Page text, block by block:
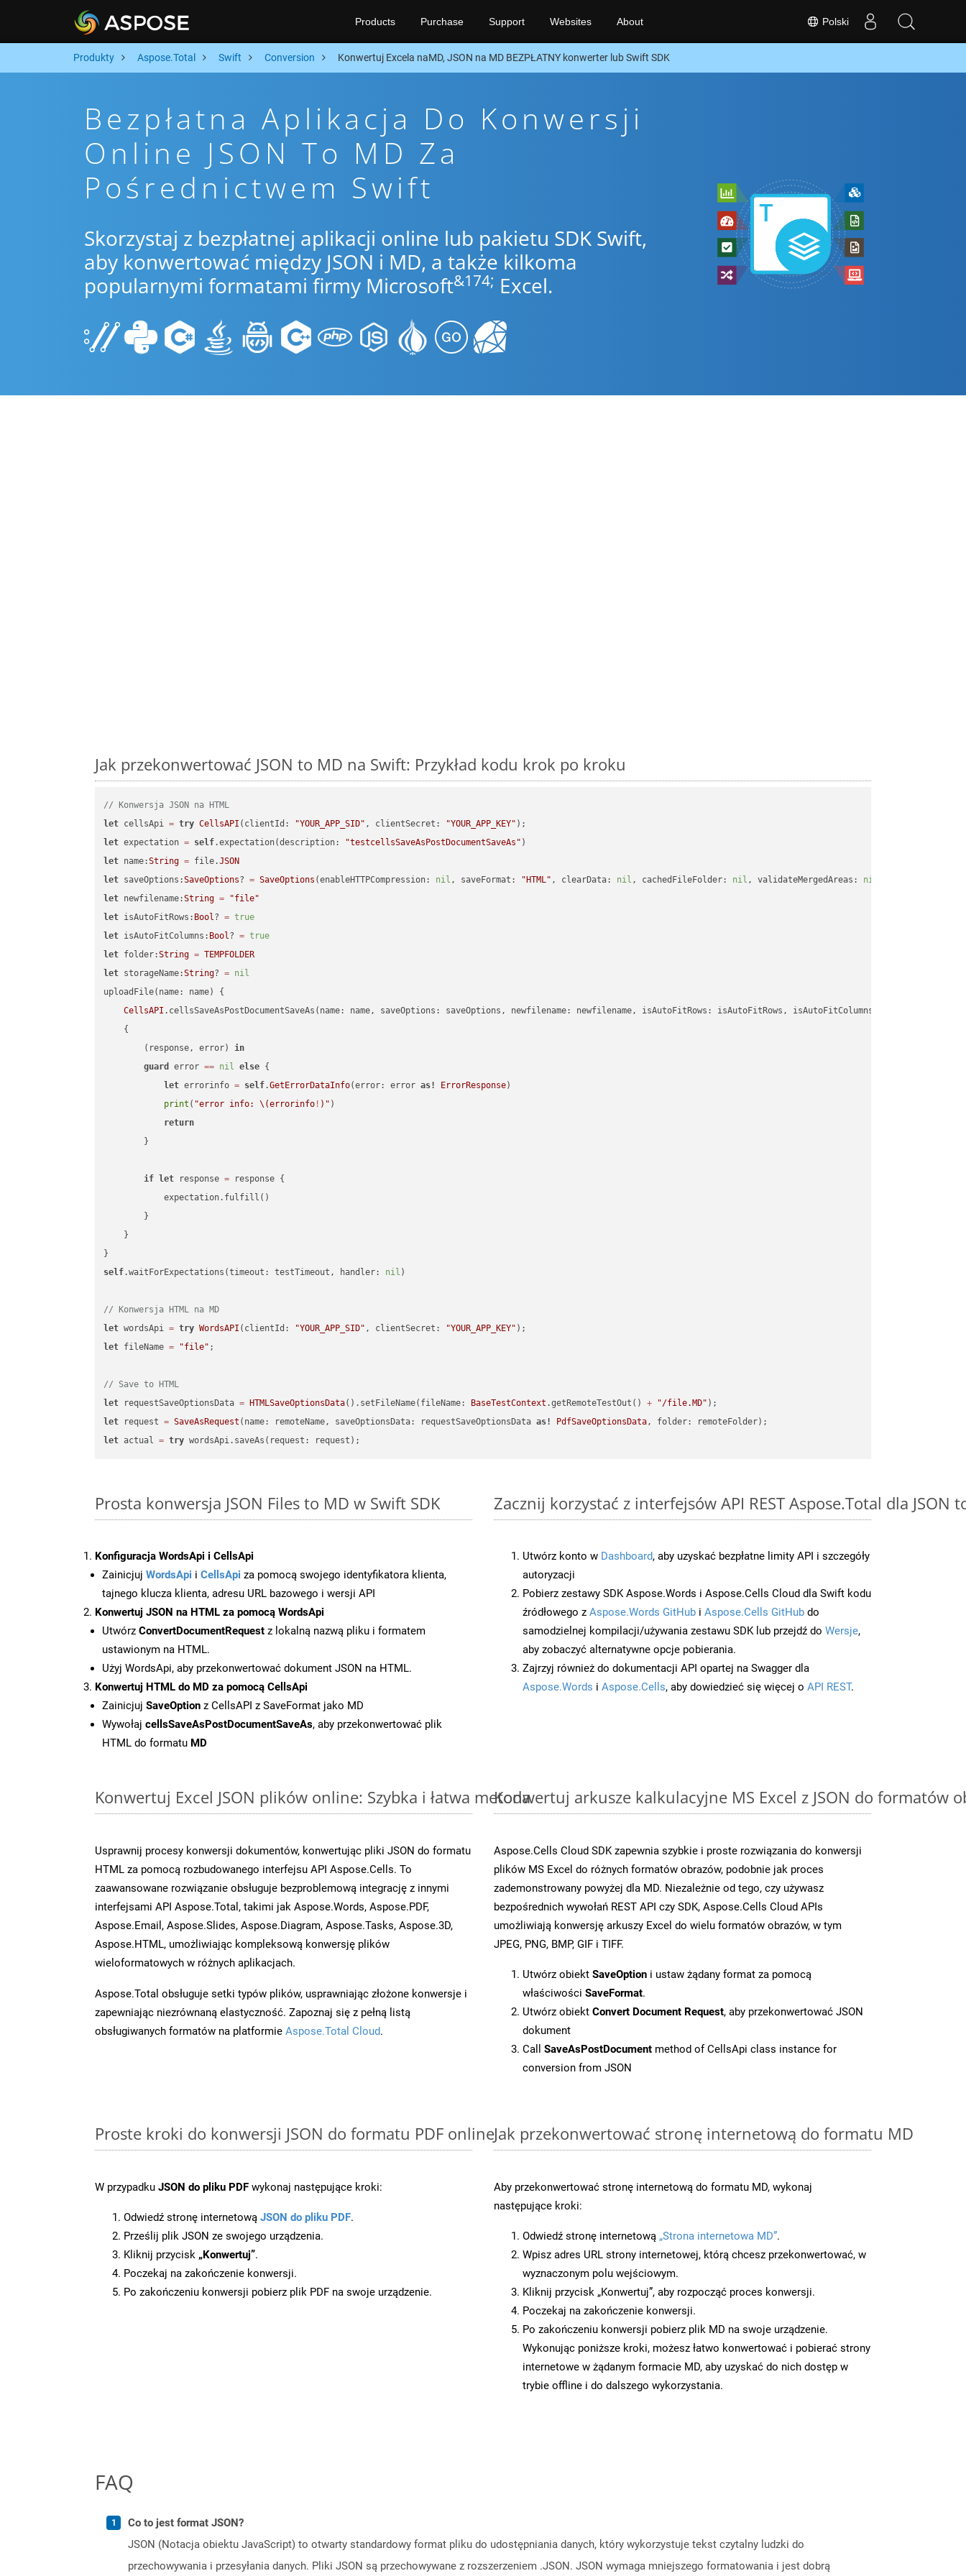
Polski
Products Purchase Support Websites About
Produkty Aspose.Total Swift Conversion Konwertuj Excela naMD, JSON na MD BEZPŁATNY konwerter lub Swift SDK
Bezpłatna Aplikacja Do Konwersji
Online JSON To MD Za
Pośrednictwem Swift
Skorzystaj z bezpłatnej aplikacji online lub pakietu SDK Swift,
aby konwertować między JSON i MD, a także kilkoma
popularnymi formatami firmy Microsoft&174; Excel.
Jak przekonwertować JSON to MD na Swift: Przykład kodu krok po kroku
// Konwersja JSON na HTML
let cellsApi = try CellsAPI (clientId: "YOUR_APP_SID" , clientSecret: "YOUR_APP_KEY"
let expectation = self.expectation(description: "testcellsSaveAsPostDocumentSaveAs"
let name:String = file.JSON
let saveOptions:SaveOptions? = SaveOptions (enableHTTPCompression: nil , saveFormat: "HTML" , clearData: nil , cachedFileFolder: nil , validateMergedAreas: nil
let newfilename:String =
"file"
let isAutoFitRows: Bool? = true
let isAutoFitColumns: Bool? = true
let folder:String = TEMPFOLDER
let storageName:String? = nil
uploadFile(name: name) {
CellsAPI .cellsSaveAsPostDocumentSaveAs(name: name, saveOptions: saveOptions, newfilename: newfilename, isAutoFitRows: isAutoFitRows, isAutoFitColumns:
    {
        (response, error)
in
guard
error == nil else {
let errorinfo = self.GetErrorDataInfo(error: error as! ErrorResponse)
print ( "error info: \(errorinfo ! ) " )
return
        }
if let response = response {
            expectation.fulfill()
        }
    }
self.waitForExpectations(timeout: testTimeout, handler: nil )
// Konwersja HTML na MD
let wordsApi = try WordsAPI (clientId: "YOUR_APP_SID" , clientSecret: "YOUR_APP_KEY"
let fileName = "file" ;
// Save to HTML
let requestSaveOptionsData = HTMLSaveOptionsData().setFileName(fileName: BaseTestContext .getRemoteTestOut() + "/file.MD"
let request = SaveAsRequest (name: remoteName, saveOptionsData: requestSaveOptionsData as! PdfSaveOptionsData
let actual = try
Prosta konwersja JSON Files to MD w Swift SDK
Konfiguracja WordsApi i CellsApi
Zainicjuj WordsApi i CellsApi za pomocą swojego identyfikatora klienta,
tajnego klucza klienta, adresu URL bazowego i wersji API
Konwertuj JSON na HTML za pomocą WordsApi
Utwórz ConvertDocumentRequest z lokalną nazwą pliku i formatem
ustawionym na HTML.
Użyj WordsApi, aby przekonwertować dokument JSON na HTML.
Konwertuj HTML do MD za pomocą CellsApi
Zainicjuj SaveOption z CellsAPI z SaveFormat jako MD
Wywołaj cellsSaveAsPostDocumentSaveAs, aby przekonwertować plik
HTML do formatu MD
Zacznij korzystać z interfejsów API REST Aspose.Total dla JSON
Utwórz konto w Dashboard, aby uzyskać bezpłatne limity API i szczegóły
autoryzacji
Pobierz zestawy SDK Aspose.Words i Aspose.Cells Cloud dla Swift kodu
źródłowego z Aspose.Words GitHub i Aspose.Cells GitHub do
samodzielnej kompilacji/używania zestawu SDK lub przejdź do Wersje,
aby zobaczyć alternatywne opcje pobierania.
Zajrzyj również do dokumentacji API opartej na Swagger dla
Aspose.Words i Aspose.Cells, aby dowiedzieć się więcej o API REST.
Konwertuj Excel JSON plików online: Szybka i łatwa metoda
Usprawnij procesy konwersji dokumentów, konwertując pliki JSON do formatu
HTML za pomocą rozbudowanego interfejsu API Aspose.Cells. To
zaawansowane rozwiązanie obsługuje bezproblemową integrację z innymi
interfejsami API Aspose.Total, takimi jak Aspose.Words, Aspose.PDF,
Aspose.Email, Aspose.Slides, Aspose.Diagram, Aspose.Tasks, Aspose.3D,
Aspose.HTML, umożliwiając kompleksową konwersję plików
wieloformatowych w różnych aplikacjach.
Aspose.Total obsługuje setki typów plików, usprawniając złożone konwersje i
zapewniając niezrównaną elastyczność. Zapoznaj się z pełną listą
obsługiwanych formatów na platformie Aspose.Total Cloud.
Konwertuj arkusze kalkulacyjne MS Excel z JSON do formatów
Aspose.Cells Cloud SDK zapewnia szybkie i proste rozwiązania do konwersji
plików MS Excel do różnych formatów obrazów, podobnie jak proces
zademonstrowany powyżej dla MD. Niezależnie od tego, czy używasz
bezpośrednich wywołań REST API czy SDK, Aspose.Cells Cloud APIs
umożliwiają konwersję arkuszy Excel do wielu formatów obrazów, w tym
JPEG, PNG, BMP, GIF i TIFF.
Utwórz obiekt SaveOption i ustaw żądany format za pomocą
właściwości SaveFormat.
Utwórz obiekt Convert Document Request, aby przekonwertować JSON
dokument
Call SaveAsPostDocument method of CellsApi class instance for
conversion from JSON
Proste kroki do konwersji JSON do formatu PDF online
W przypadku JSON do pliku PDF wykonaj następujące kroki:
Odwiedź stronę internetową JSON do pliku PDF.
Prześlij plik JSON ze swojego urządzenia.
Kliknij przycisk „Konwertuj”.
Poczekaj na zakończenie konwersji.
Po zakończeniu konwersji pobierz plik PDF na swoje urządzenie.
Jak przekonwertować stronę internetową do formatu MD
Aby przekonwertować stronę internetową do formatu MD, wykonaj
następujące kroki:
Odwiedź stronę internetową „Strona internetowa MD”.
Wpisz adres URL strony internetowej, którą chcesz przekonwertować, w
wyznaczonym polu wejściowym.
Kliknij przycisk „Konwertuj”, aby rozpocząć proces konwersji.
Poczekaj na zakończenie konwersji.
Po zakończeniu konwersji pobierz plik MD na swoje urządzenie.
Wykonując poniższe kroki, możesz łatwo konwertować i pobierać strony
internetowe w żądanym formacie MD, aby uzyskać do nich dostęp w
trybie offline i do dalszego wykorzystania.
FAQ
Co to jest format JSON?
JSON (Notacja obiektu JavaScript) to otwarty standardowy format pliku do udostępniania danych, który wykorzystuje tekst czytalny ludzki do
przechowywania i przesyłania danych. Pliki JSON są przechowywane z rozszerzeniem .JSON. JSON wymaga mniejszego formatowania i jest dobrą